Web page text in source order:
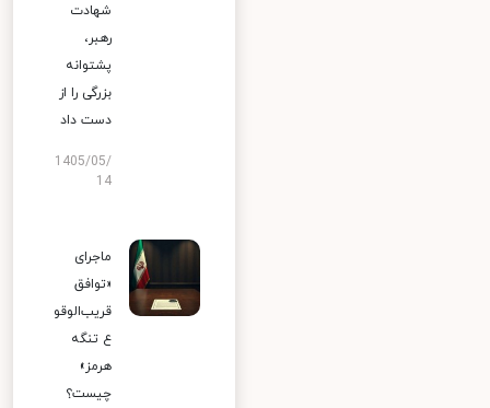
شهادت
رهبر،
پشتوانه
بزرگی را از
دست داد
1405/05/
14
ماجرای
«توافق
قریب‌الوقو
ع تنگه
هرمز»
چیست؟